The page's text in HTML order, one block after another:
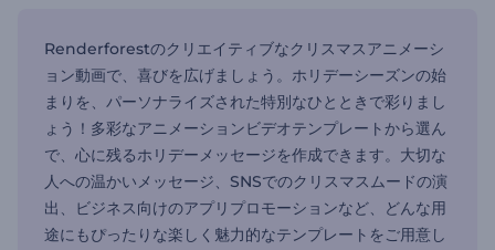
Renderforestのクリエイティブなクリスマスアニメーシ
ョン動画で、喜びを広げましょう。ホリデーシーズンの始
まりを、パーソナライズされた特別なひとときで彩りまし
ょう！多彩なアニメーションビデオテンプレートから選ん
で、心に残るホリデーメッセージを作成できます。大切な
人への温かいメッセージ、SNSでのクリスマスムードの演
出、ビジネス向けのアプリプロモーションなど、どんな用
途にもぴったりな楽しく魅力的なテンプレートをご用意し